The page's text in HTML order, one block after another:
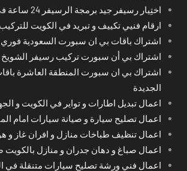
اختِيار رسيفر جيد برمجة الرسيفر 24 ساعة في الكويت
ارقام فنيي تكييف و تبريد في الكويت
اشتراك باقات بي ان سبورت السعودية فوري
اشتراك بي أن سبورت تركيب رسيفر
الجديدة
اعمال تبديل اطارات و تواير في الكويت و
اعمال تصليح سيارة و صيانة سيارات امام
اعمال تنظيف طباخات منازل و افران غاز و
اعمال صباغ و دهان جدران و منازل بالكويت
اعمال فني ورشة تصليح سيارات متنقلة في